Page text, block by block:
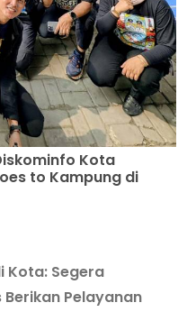
Kota
to Kampung di
Kota: Segera
Pelayanan